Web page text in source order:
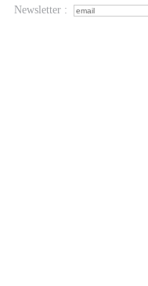
Newsletter :